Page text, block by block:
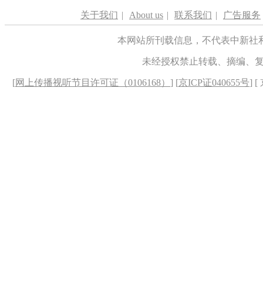
关于我们 | About us | 联系我们 | 广告服务
本网站所刊载信息，不代表中新
未经授权禁止转载、摘编、
[网上传播视听节目许可证（0106168） ] [京ICP证040655号] [